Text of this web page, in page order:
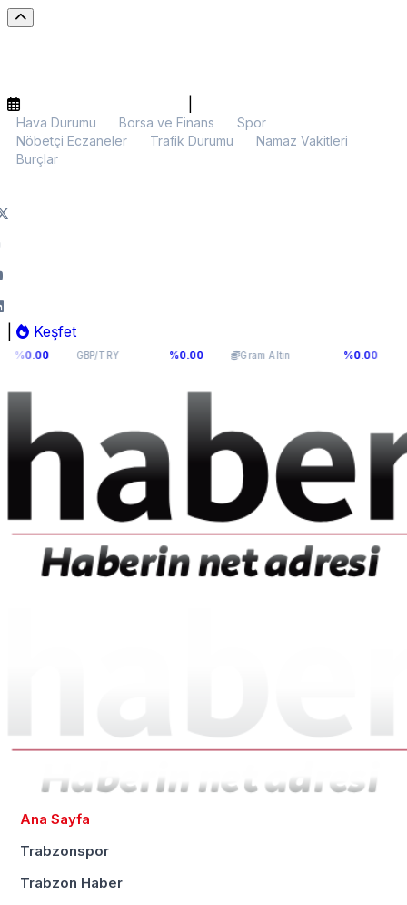
Hava Durumu Borsa ve Finans
Spor
Nöbetçi Eczaneler
Trafik Durumu
Namaz Vakitleri
Burçlar
Keşfet
GBP/TRY 64,2936 Gram Altın6.107,34 BTC
Ana Sayfa
Trabzonspor
Trabzon Haber